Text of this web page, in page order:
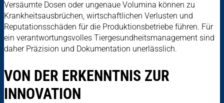
Versäumte Dosen oder ungenaue Volumina können zu
Krankheitsausbrüchen, wirtschaftlichen Verlusten und
Reputationsschäden für die Produktionsbetriebe führen. Für
ein verantwortungsvolles Tiergesundheitsmanagement sind
daher Präzision und Dokumentation unerlässlich.
VON DER ERKENNTNIS ZUR
INNOVATION